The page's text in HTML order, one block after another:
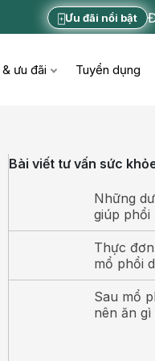
Ưu đãi nổi bật
ưu đãi Tuyển dụng
Bài viết tư vấn sức
Những
giúp phổi
Thực
mổ phổi
Sau mổ
nên ăn gì